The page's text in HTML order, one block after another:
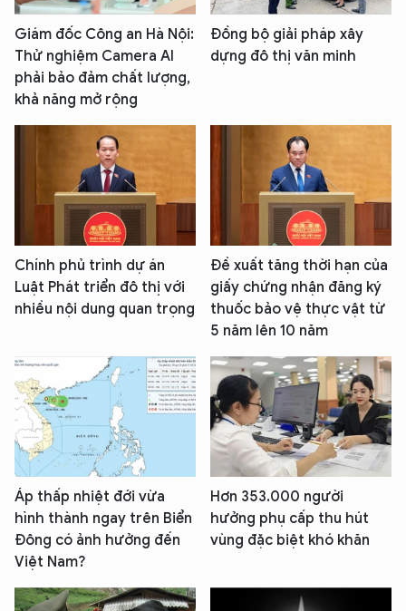
Giám đốc Công an Hà Nội:
Thử nghiệm Camera AI
phải bảo đảm chất lượng,
khả năng mở rộng
Đồng bộ giải pháp xây
dựng đô thị văn minh
Chính phủ trình dự án
Luật Phát triển đô thị với
nhiều nội dung quan trọng
Đề xuất tăng thời hạn của
giấy chứng nhận đăng ký
thuốc bảo vệ thực vật từ
5 năm lên 10 năm
Áp thấp nhiệt đới vừa
hình thành ngay trên Biển
Đông có ảnh hưởng đến
Việt Nam?
Hơn 353.000 người
hưởng phụ cấp thu hút
vùng đặc biệt khó khăn